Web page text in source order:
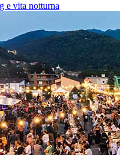
e vita notturna